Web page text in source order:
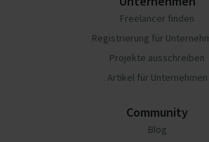
Freelancer finden
Registrierung für
Projekte ausschreiben
Artikel für Unternehmen
Community
Blog